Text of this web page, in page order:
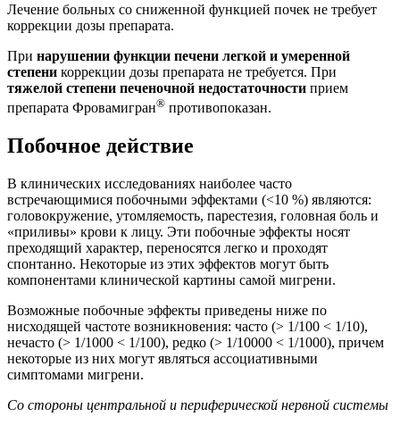
Лечение больных со сниженной функцией почек не требует
коррекции дозы препарата.
При нарушении функции печени легкой и умеренной
степени коррекции дозы препарата не требуется. При
тяжелой степени печеночной недостаточности прием
препарата Фровамигран® противопоказан.
Побочное действие
В клинических исследованиях наиболее часто
встречающимися побочными эффектами (<10 %) являются:
головокружение, утомляемость, парестезия, головная боль и
«приливы» крови к лицу. Эти побочные эффекты носят
преходящий характер, переносятся легко и проходят
спонтанно. Некоторые из этих эффектов могут быть
компонентами клинической картины самой мигрени.
Возможные побочные эффекты приведены ниже по
нисходящей частоте возникновения: часто (> 1/100 < 1/10),
нечасто (> 1/1000 < 1/100), редко (> 1/10000 < 1/1000), причем
некоторые из них могут являться ассоциативными
симптомами мигрени.
Со стороны центральной и периферической нервной системы